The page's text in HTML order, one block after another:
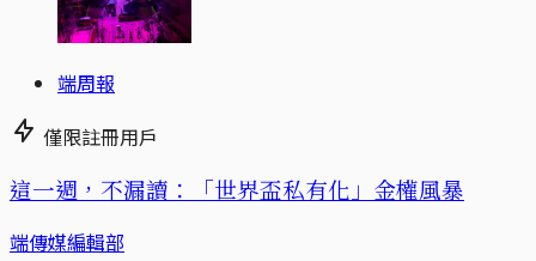
端周報
僅限註冊用戶
這一週，不漏讀：「世界盃私有化」金權風暴
端傳媒編輯部